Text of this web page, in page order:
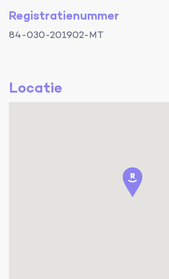
Registratienummer
84-030-201902-MT
Locatie